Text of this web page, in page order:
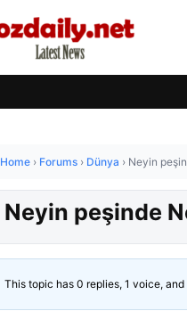
Home › Forums › Dünya › Neyin
Neyin peşinde
This topic has 0 replies, 1 voice,